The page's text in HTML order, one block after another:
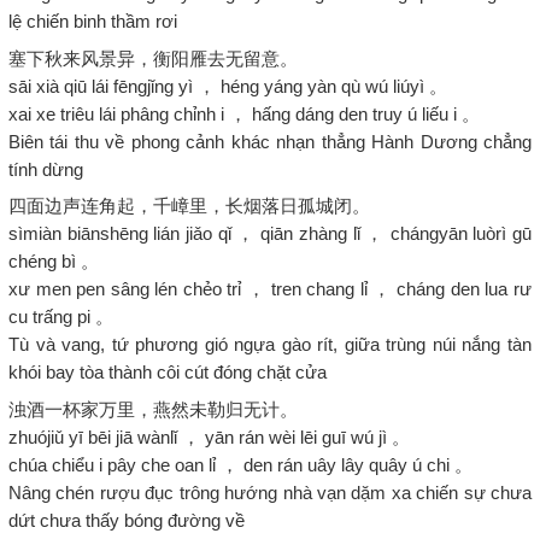
lệ chiến binh thầm rơi
塞下秋来风景异，衡阳雁去无留意。
sāi xià qiū lái fēngjǐng yì ， héng yáng yàn qù wú liúyì 。
xai xe triêu lái phâng chỉnh i ， hấng dáng den truy ú liếu i 。
Biên tái thu về phong cảnh khác nhạn thẳng Hành Dương chẳng
tính dừng
四面边声连角起，千嶂里，长烟落日孤城闭。
sìmiàn biānshēng lián jiǎo qǐ ， qiān zhàng lǐ ， chángyān luòrì gū
chéng bì 。
xư men pen sâng lén chẻo trỉ ， tren chang lỉ ， cháng den lua rư
cu trấng pi 。
Tù và vang, tứ phương gió ngựa gào rít, giữa trùng núi nắng tàn
khói bay tòa thành côi cút đóng chặt cửa
浊酒一杯家万里，燕然未勒归无计。
zhuójiǔ yī bēi jiā wànlǐ ， yān rán wèi lēi guī wú jì 。
chúa chiểu i pây che oan lỉ ， den rán uây lây quây ú chi 。
Nâng chén rượu đục trông hướng nhà vạn dặm xa chiến sự chưa
dứt chưa thấy bóng đường về